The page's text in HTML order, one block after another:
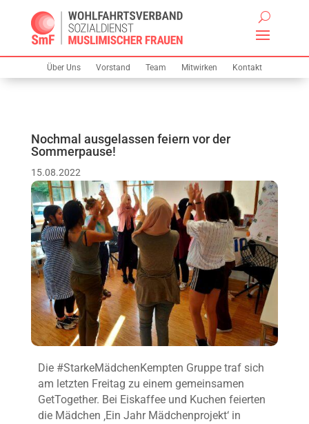
Über Uns Vorstand Team Mitwirken Kontakt
Nochmal ausgelassen feiern vor der
Sommerpause!
15.08.2022
Die #StarkeMädchenKempten Gruppe traf sich
am letzten Freitag zu einem gemeinsamen
GetTogether. Bei Eiskaffee und Kuchen feierten
die Mädchen ‚Ein Jahr Mädchenprojekt‘ in